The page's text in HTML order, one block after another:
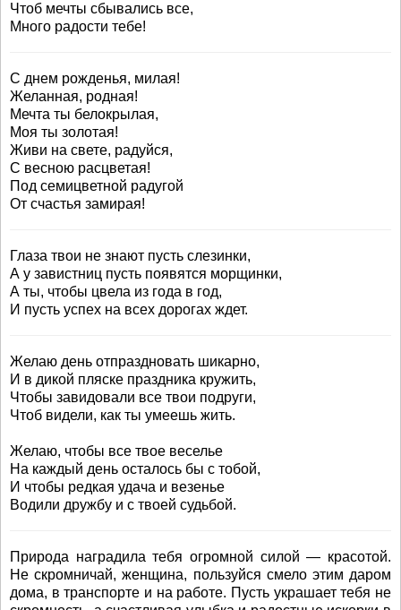
Чтоб мечты сбывались все,
Много радости тебе!
С днем рожденья, милая!
Желанная, родная!
Мечта ты белокрылая,
Моя ты золотая!
Живи на свете, радуйся,
С весною расцветая!
Под семицветной радугой
От счастья замирая!
Глаза твои не знают пусть слезинки,
А у завистниц пусть появятся морщинки,
А ты, чтобы цвела из года в год,
И пусть успех на всех дорогах ждет.
Желаю день отпраздновать шикарно,
И в дикой пляске праздника кружить,
Чтобы завидовали все твои подруги,
Чтоб видели, как ты умеешь жить.
Желаю, чтобы все твое веселье
На каждый день осталось бы с тобой,
И чтобы редкая удача и везенье
Водили дружбу и с твоей судьбой.
Природа наградила тебя огромной силой — красотой.
Не скромничай, женщина, пользуйся смело этим даром
дома, в транспорте и на работе. Пусть украшает тебя не